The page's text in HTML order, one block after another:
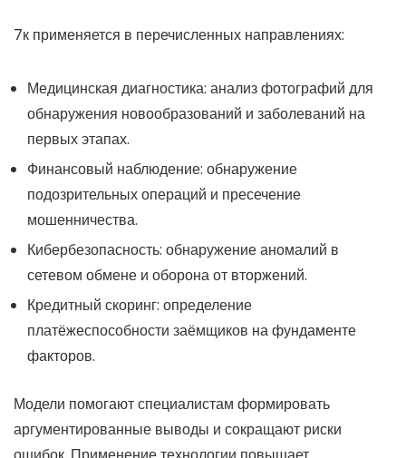
7к применяется в перечисленных направлениях:
Медицинская диагностика: анализ фотографий для
обнаружения новообразований и заболеваний на
первых этапах.
Финансовый наблюдение: обнаружение
подозрительных операций и пресечение
мошенничества.
Кибербезопасность: обнаружение аномалий в
сетевом обмене и оборона от вторжений.
Кредитный скоринг: определение
платёжеспособности заёмщиков на фундаменте
факторов.
Модели помогают специалистам формировать
аргументированные выводы и сокращают риски